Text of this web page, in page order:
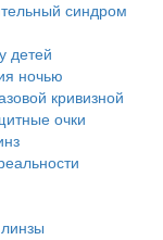
синдром
детей
ночью
кривизной
очки